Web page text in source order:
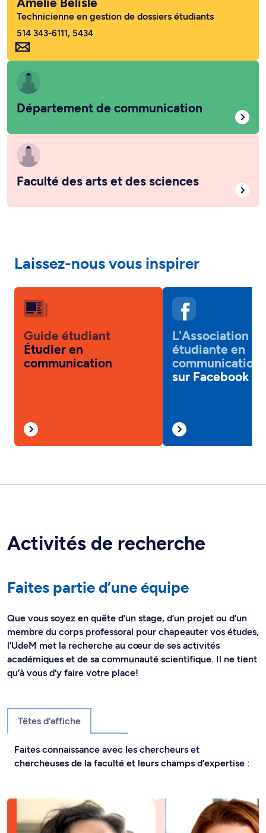
Technicienne en gestion de dossiers étudiants
514 343-6111, 5434
Département de communication
Faculté des arts et des sciences
Laissez-nous vous inspirer
Guide étudiant
Étudier en
communication
L'Association
étudiante en
communication
sur Facebook
Activités de recherche
Faites partie d’une équipe
Que vous soyez en quête d’un stage, d’un projet ou d’un
membre du corps professoral pour chapeauter vos études,
l’UdeM met la recherche au cœur de ses activités
académiques et de sa communauté scientifique. Il ne tient
qu’à vous d’y faire votre place!
Têtes d’affiche
Faites connaissance avec les chercheurs et
chercheuses de la faculté et leurs champs d’expertise :